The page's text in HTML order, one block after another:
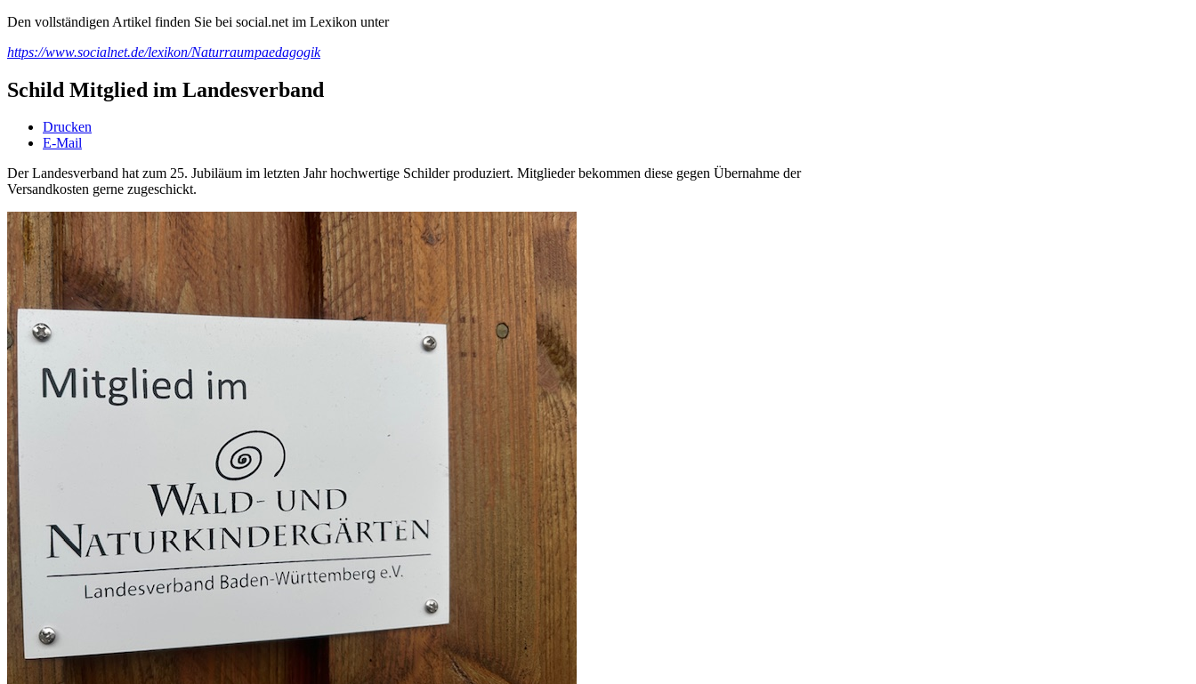
Den vollständigen Artikel finden Sie bei social.net im Lexikon unter
https://www.socialnet.de/lexikon/Naturraumpaedagogik
Schild Mitglied im Landesverband
Drucken
E-Mail
Der Landesverband hat zum 25. Jubiläum im letzten Jahr hochwertige Schilder produziert. Mitglieder bekommen diese gegen Übernahme der
Versandkosten gerne zugeschickt.